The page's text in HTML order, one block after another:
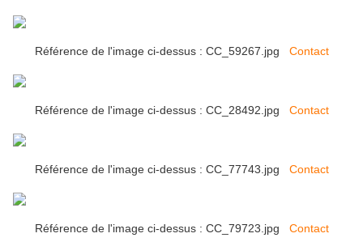
Référence de l'image ci-dessus : CC_59267.jpg Contact
Référence de l'image ci-dessus : CC_28492.jpg Contact
Référence de l'image ci-dessus : CC_77743.jpg Contact
Référence de l'image ci-dessus : CC_79723.jpg Contact